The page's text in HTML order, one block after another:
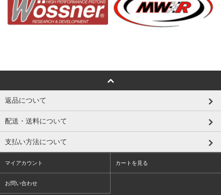
返品について
配送・送料について
支払い方法について
マイアカウント カートを見る
お問い合わせ